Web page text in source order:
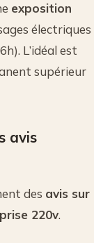
exposition
électriques
L’idéal est
supérieur
avis
des avis sur
220v.